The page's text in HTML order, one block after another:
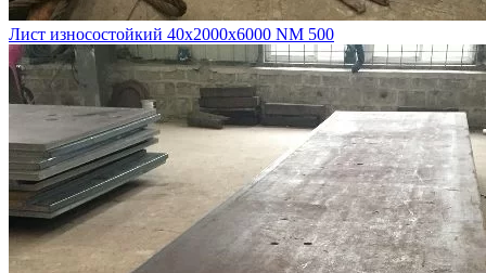
Лист износостойкий 40х2000х6000 NM 500